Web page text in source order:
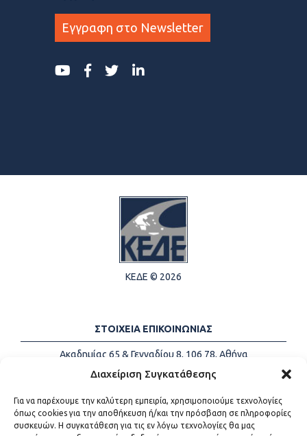
Διαχείριση Συγκατάθεσης
Για να παρέχουμε την καλύτερη εμπειρία, χρησιμοποιούμε τεχνολογίες
όπως cookies για την αποθήκευση ή/και την πρόσβαση σε πληροφορίες
συσκευών. Η συγκατάθεση για τις εν λόγω τεχνολογίες θα μας
Εγγραφη στο Newsletter
ΚΕΔΕ © 2026
ΣΤΟΙΧΕΙΑ ΕΠΙΚΟΙΝΩΝΙΑΣ
Ακαδημίας 65 & Γενναδίου 8, 106 78, Αθήνα
Τηλέφωνα:
+30 213-2147500
Email:
info@kede.gr